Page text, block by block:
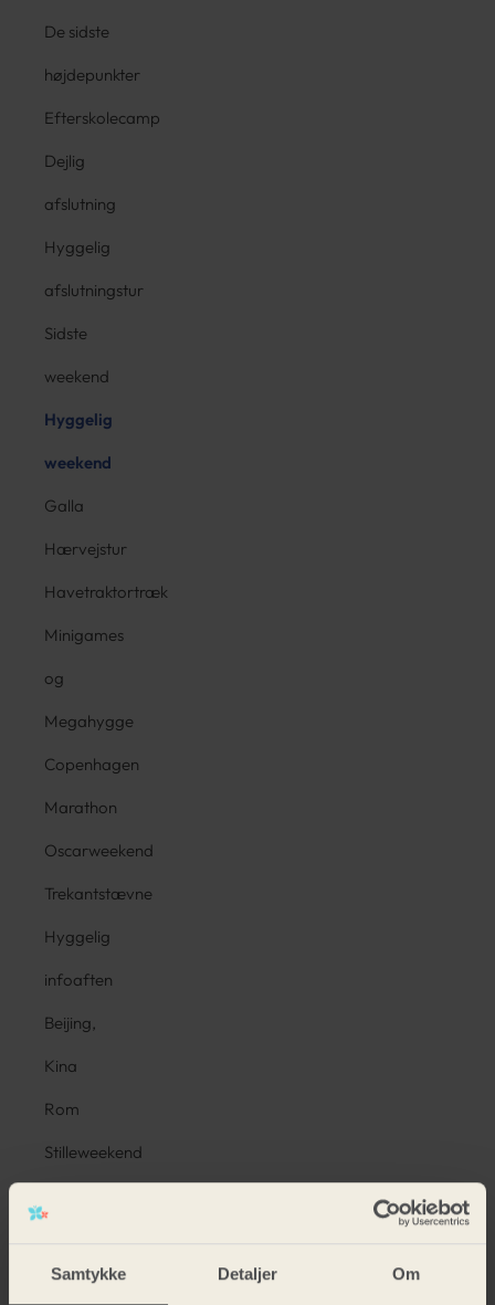
Samtykke Detaljer Om
De sidste
højdepunkter
Efterskolecamp
Dejlig
afslutning
Hyggelig
afslutningstur
Sidste
weekend
Hyggelig
weekend
Galla
Hærvejstur
Havetraktortræk
Minigames
og
Megahygge
Copenhagen
Marathon
Oscarweekend
Trekantstævne
Hyggelig
infoaften
Beijing,
Kina
Rom
Stilleweekend
Funpark